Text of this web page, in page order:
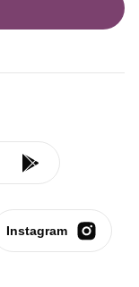
Instagram